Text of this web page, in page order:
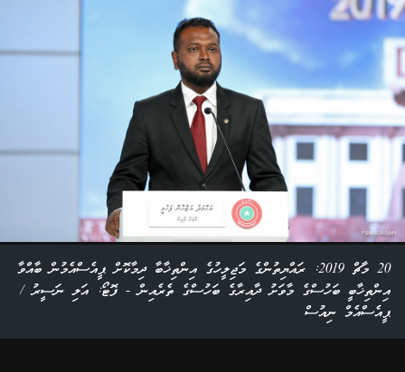
20 މާޗް 2019: ރައްޔިތުންގެ މަޖިލީހުގެ އިންތިޚާބާ ދިމާކޮށް ޕީއެސްއެމުން ބާއްވާ
އިންތިޚާބީ ބަހުސްގެ މާވަށު ދާއިރާގެ ބަހުސްގެ ތެރެއިން - ފޮޓޯ: އަލި ނަސީރު /
ޕީއެސްއެމް ނިއުސް